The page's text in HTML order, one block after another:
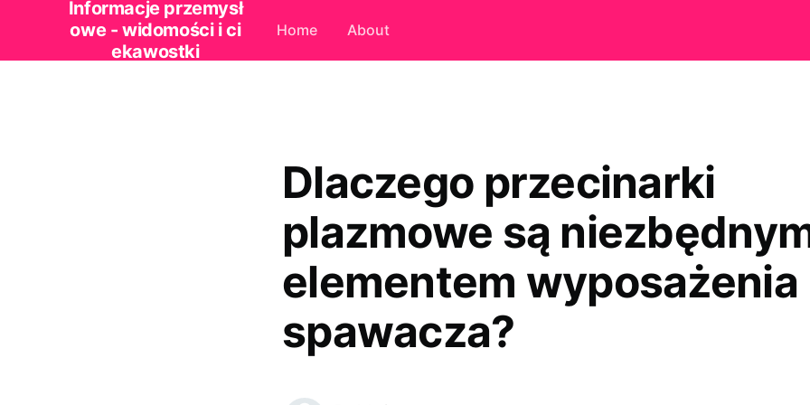
Informacje przemysł
owe - widomości i ci
ekawostki
Home About
Dlaczego przecinarki
plazmowe są
elementem wyposażenia
spawacza?